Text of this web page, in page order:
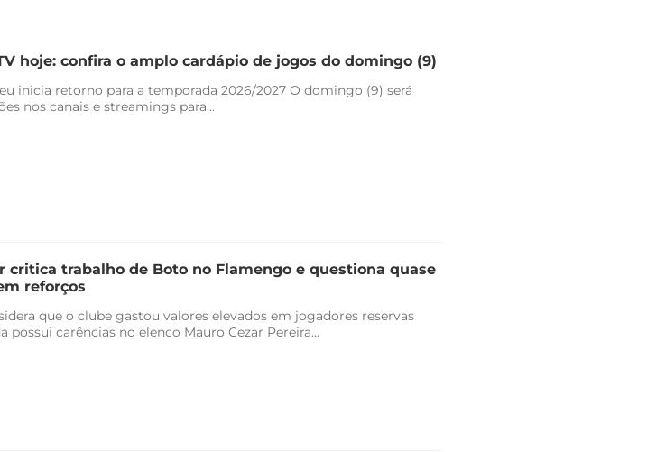
hoje: confira o amplo cardápio de jogos do domingo (9)
inicia retorno para a temporada 2026/2027 O domingo (9) será
nos canais e streamings para...
critica trabalho de Boto no Flamengo e questiona quase
reforços
que o clube gastou valores elevados em jogadores reservas
possui carências no elenco Mauro Cezar Pereira...